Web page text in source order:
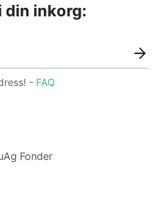
Fonder
din inkorg:
- FAQ